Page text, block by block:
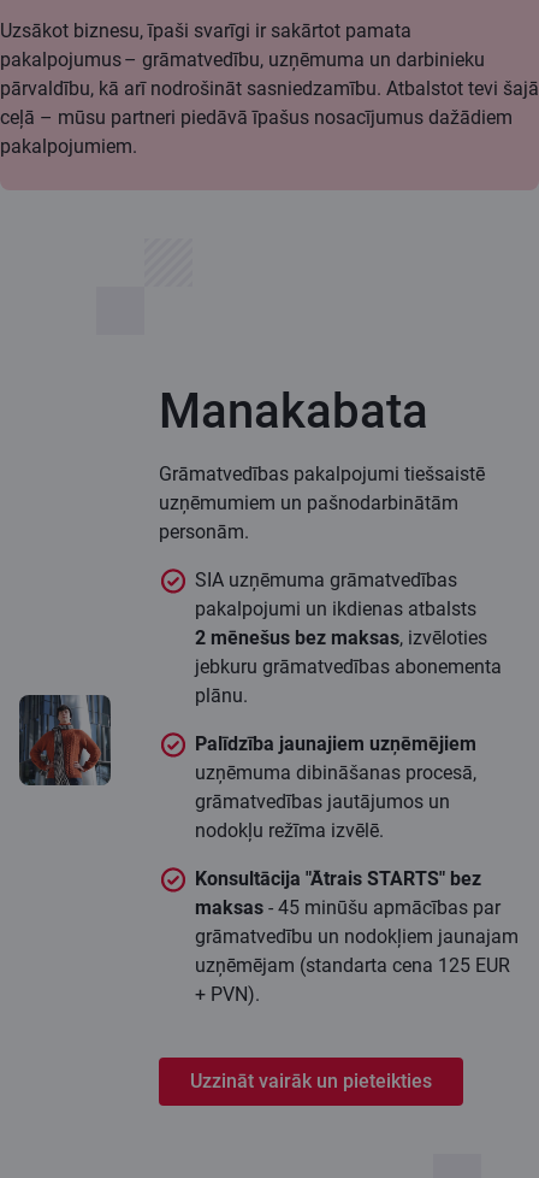
Uzsākot biznesu, īpaši svarīgi ir sakārtot pamata
pakalpojumus – grāmatvedību, uzņēmuma un darbinieku
pārvaldību, kā arī nodrošināt sasniedzamību. Atbalstot tevi šajā
ceļā – mūsu partneri piedāvā īpašus nosacījumus dažādiem
pakalpojumiem.
Manakabata
Grāmatvedības pakalpojumi tiešsaistē
uzņēmumiem un pašnodarbinātām
personām.
SIA uzņēmuma grāmatvedības
pakalpojumi un ikdienas atbalsts
2 mēnešus bez maksas, izvēloties
jebkuru grāmatvedības abonementa
plānu.
Palīdzība jaunajiem uzņēmējiem
uzņēmuma dibināšanas procesā,
grāmatvedības jautājumos un
nodokļu režīma izvēlē.
Konsultācija "Ātrais STARTS" bez
maksas - 45 minūšu apmācības par
grāmatvedību un nodokļiem jaunajam
uzņēmējam (standarta cena 125 EUR
+ PVN).
Uzzināt vairāk un pieteikties